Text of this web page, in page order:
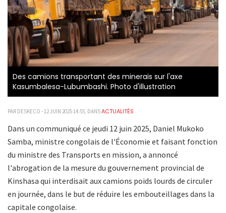
Des camions transportant des minerais sur l'axe
Kasumbalesa-Lubumbashi. Photo d'illustration
PAR DESKECO - 12 JUIN 2025 14:55, DANSACTUALITÉS
Dans un communiqué ce jeudi 12 juin 2025, Daniel Mukoko
Samba, ministre congolais de l'Économie et faisant fonction
du ministre des Transports en mission, a annoncé
l'abrogation de la mesure du gouvernement provincial de
Kinshasa qui interdisait aux camions poids lourds de circuler
en journée, dans le but de réduire les embouteillages dans la
capitale congolaise.